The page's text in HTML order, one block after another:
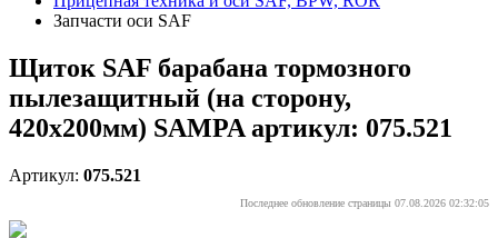
Запчасти оси SAF
Щиток SAF барабана тормозного
пылезащитный (на сторону,
420x200мм) SAMPA артикул: 075.521
Артикул: 075.521
Последнее обновление страницы 07.08.2026 02:32:05